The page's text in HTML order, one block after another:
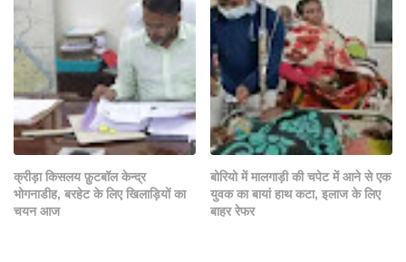
क्रीड़ा किसलय फ़ुटबॉल केन्द्र
भोगनाडीह, बरहेट के लिए खिलाड़ियों का
चयन आज
बोरियो में मालगाड़ी की चपेट में आने से एक
युवक का बायां हाथ कटा, इलाज के लिए
बाहर रेफर